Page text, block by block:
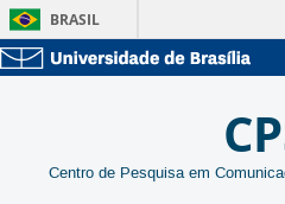
BRASIL
Centro de Pesquisa em